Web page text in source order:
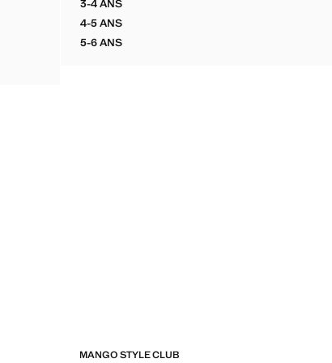
3-4 ANSVESTE CLASSIQUE LIN
4-5 ANSVESTE CLASSIQUE LIN
5-6 ANSVESTE CLASSIQUE LIN
MANGO STYLE CLUB